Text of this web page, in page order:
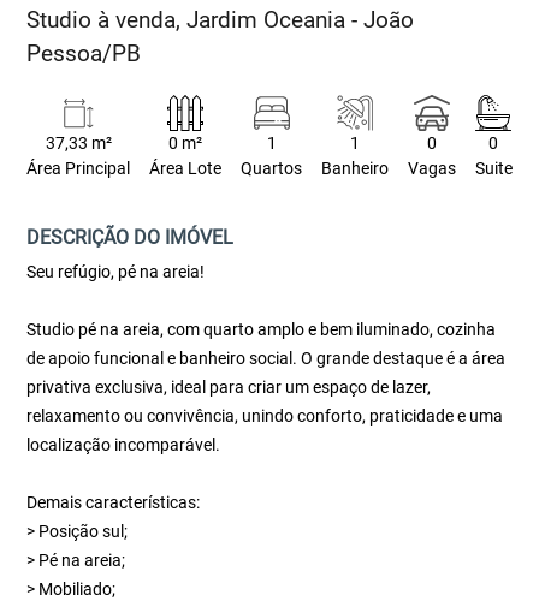
Studio à venda, Jardim Oceania - João
Pessoa/PB
37,33 m²
Área Principal
0 m²
Área Lote
1
Quartos
1
Banheiro
0
Vagas
0
Suite
DESCRIÇÃO DO IMÓVEL
Seu refúgio, pé na areia!
Studio pé na areia, com quarto amplo e bem iluminado, cozinha
de apoio funcional e banheiro social. O grande destaque é a área
privativa exclusiva, ideal para criar um espaço de lazer,
relaxamento ou convivência, unindo conforto, praticidade e uma
localização incomparável.
Demais características:
> Posição sul;
> Pé na areia;
> Mobiliado;